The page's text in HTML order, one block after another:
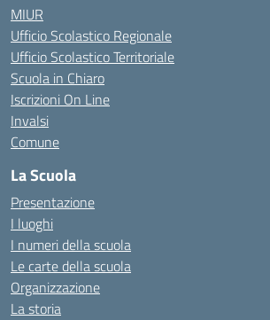
MIUR
Ufficio Scolastico Regionale
Ufficio Scolastico Territoriale
Scuola in Chiaro
Iscrizioni On Line
Invalsi
Comune
La Scuola
Presentazione
I luoghi
I numeri della scuola
Le carte della scuola
Organizzazione
La storia